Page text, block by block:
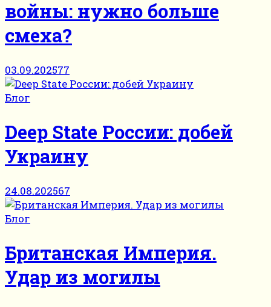
войны: нужно больше
смеха?
03.09.202577
Блог
Deep State России: добей
Украину
24.08.202567
Блог
Британская Империя.
Удар из могилы